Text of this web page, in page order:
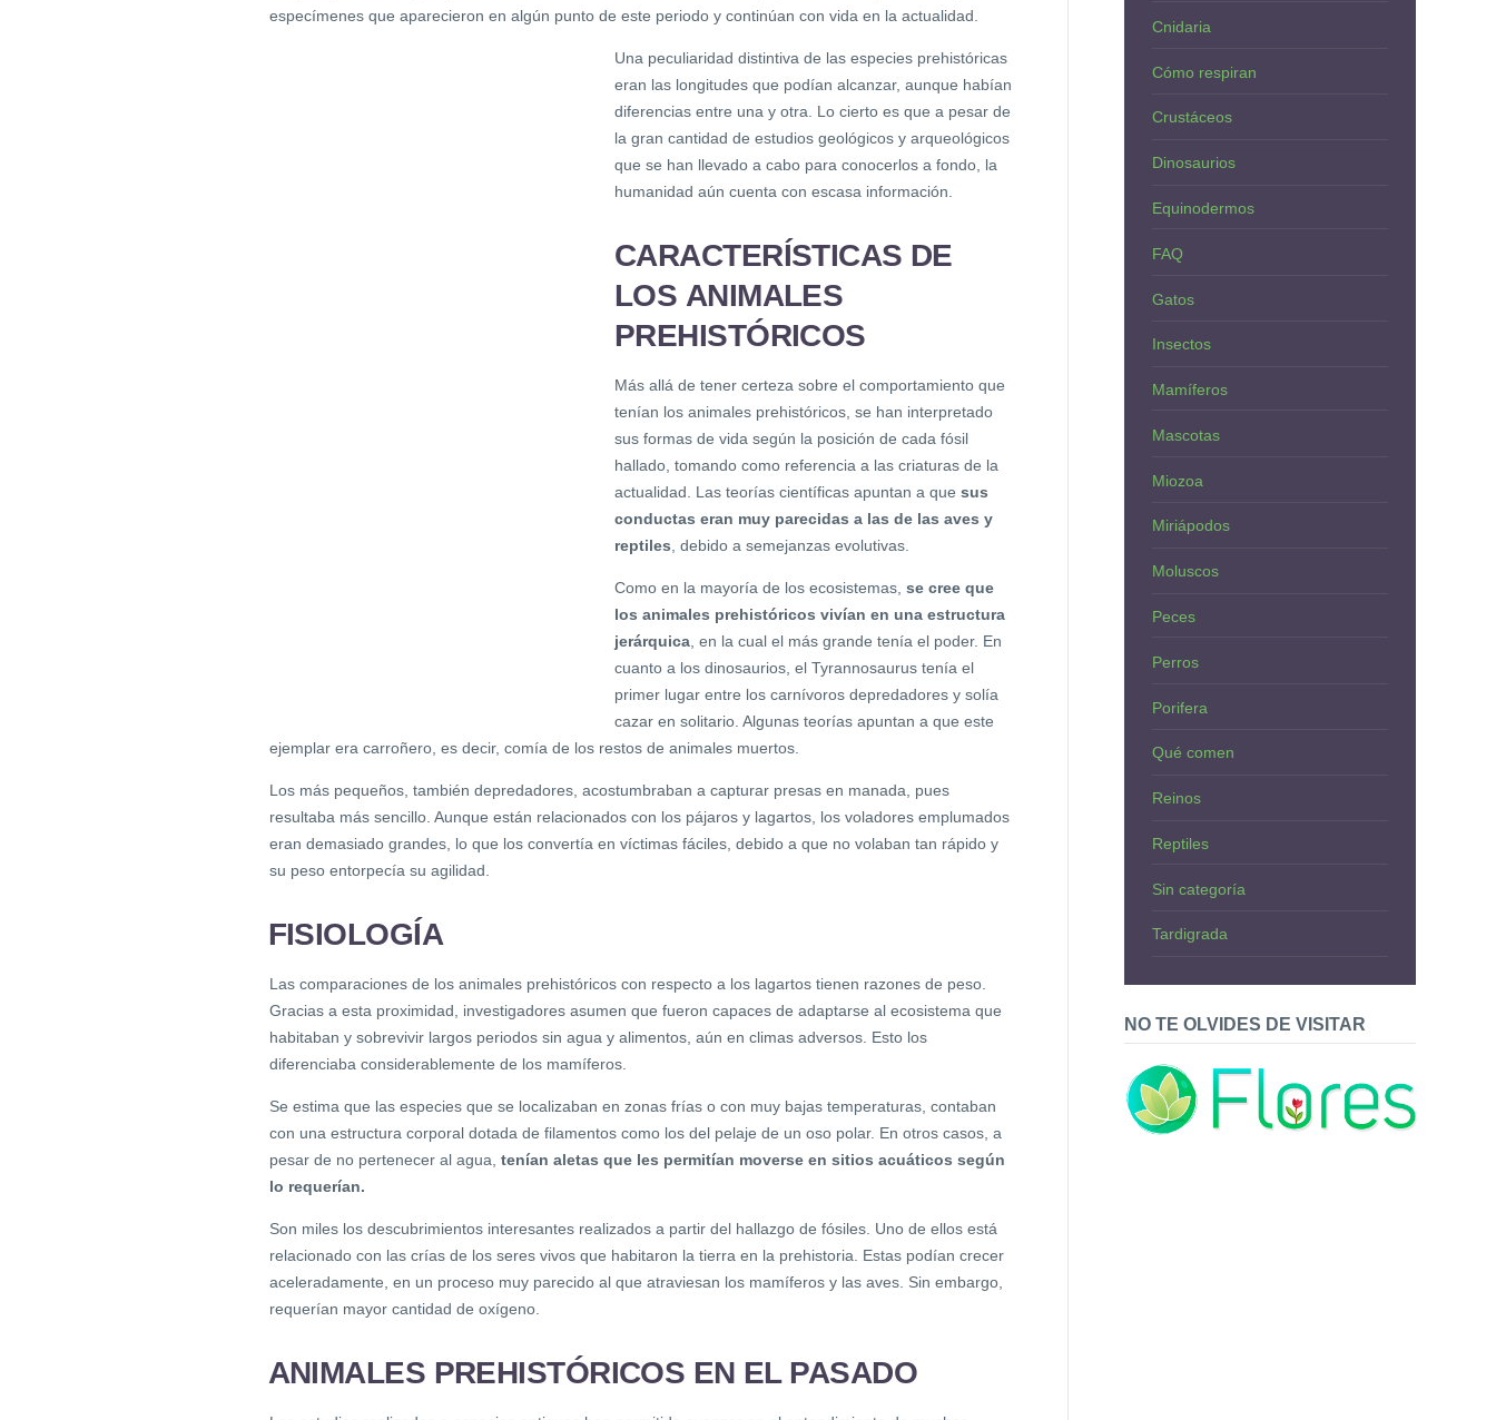
especímenes que aparecieron en algún punto de este periodo y continúan con vida en la actualidad.
Una peculiaridad distintiva de las especies prehistóricas
eran las longitudes que podían alcanzar, aunque habían
diferencias entre una y otra. Lo cierto es que a pesar de
la gran cantidad de estudios geológicos y arqueológicos
que se han llevado a cabo para conocerlos a fondo, la
humanidad aún cuenta con escasa información.
CARACTERÍSTICAS DE
LOS ANIMALES
PREHISTÓRICOS
Más allá de tener certeza sobre el comportamiento que
tenían los animales prehistóricos, se han interpretado
sus formas de vida según la posición de cada fósil
hallado, tomando como referencia a las criaturas de la
actualidad. Las teorías científicas apuntan a que sus
conductas eran muy parecidas a las de las aves y
reptiles, debido a semejanzas evolutivas.
Como en la mayoría de los ecosistemas, se cree que
los animales prehistóricos vivían en una estructura
jerárquica, en la cual el más grande tenía el poder. En
cuanto a los dinosaurios, el Tyrannosaurus tenía el
primer lugar entre los carnívoros depredadores y solía
cazar en solitario. Algunas teorías apuntan a que este
ejemplar era carroñero, es decir, comía de los restos de animales muertos.
Los más pequeños, también depredadores, acostumbraban a capturar presas en manada, pues
resultaba más sencillo. Aunque están relacionados con los pájaros y lagartos, los voladores emplumados
eran demasiado grandes, lo que los convertía en víctimas fáciles, debido a que no volaban tan rápido y
su peso entorpecía su agilidad.
FISIOLOGÍA
Las comparaciones de los animales prehistóricos con respecto a los lagartos tienen razones de peso.
Gracias a esta proximidad, investigadores asumen que fueron capaces de adaptarse al ecosistema que
habitaban y sobrevivir largos periodos sin agua y alimentos, aún en climas adversos. Esto los
diferenciaba considerablemente de los mamíferos.
Se estima que las especies que se localizaban en zonas frías o con muy bajas temperaturas, contaban
con una estructura corporal dotada de filamentos como los del pelaje de un oso polar. En otros casos, a
pesar de no pertenecer al agua, tenían aletas que les permitían moverse en sitios acuáticos según
lo requerían.
Son miles los descubrimientos interesantes realizados a partir del hallazgo de fósiles. Uno de ellos está
relacionado con las crías de los seres vivos que habitaron la tierra en la prehistoria. Estas podían crecer
aceleradamente, en un proceso muy parecido al que atraviesan los mamíferos y las aves. Sin embargo,
requerían mayor cantidad de oxígeno.
ANIMALES PREHISTÓRICOS EN EL PASADO
Cnidaria
Cómo respiran
Crustáceos
Dinosaurios
Equinodermos
FAQ
Gatos
Insectos
Mamíferos
Mascotas
Miozoa
Miriápodos
Moluscos
Peces
Perros
Porifera
Qué comen
Reinos
Reptiles
Sin categoría
Tardigrada
NO TE OLVIDES DE VISITAR